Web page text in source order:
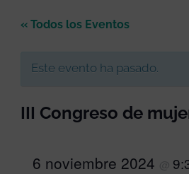
« Todos los Eventos
Este evento ha pasado.
III Congreso de
6 noviembre 2024